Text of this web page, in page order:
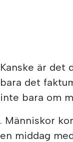
Kanske är det
bara det
inte bara om
. Människor
en middag